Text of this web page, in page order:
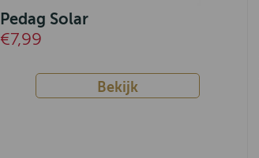
Pedag Solar
€7,99
Bekijk